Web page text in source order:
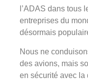
l’ADAS dans tous
entreprises du
désormais
Nous ne
des avions, mais
en sécurité avec la